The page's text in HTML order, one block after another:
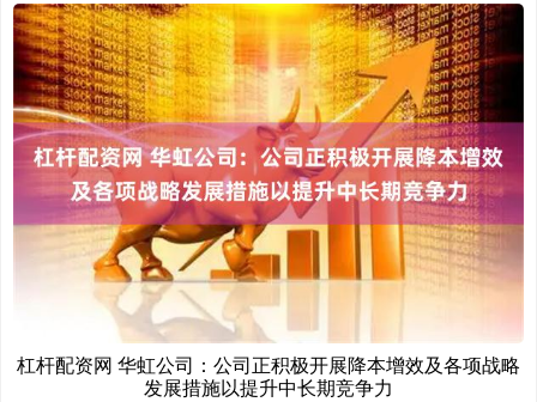
杠杆配资网 华虹公司：公司正积极开展降本增效及各项战略
发展措施以提升中长期竞争力